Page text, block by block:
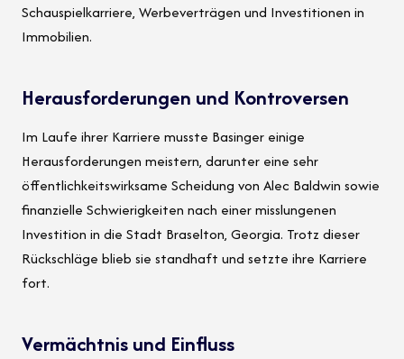
Schauspielkarriere, Werbeverträgen und Investitionen in
Immobilien.
Herausforderungen und Kontroversen
Im Laufe ihrer Karriere musste Basinger einige
Herausforderungen meistern, darunter eine sehr
öffentlichkeitswirksame Scheidung von Alec Baldwin sowie
finanzielle Schwierigkeiten nach einer misslungenen
Investition in die Stadt Braselton, Georgia. Trotz dieser
Rückschläge blieb sie standhaft und setzte ihre Karriere
fort.
Vermächtnis und Einfluss